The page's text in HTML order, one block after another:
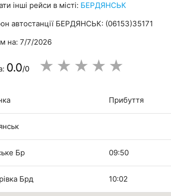
інші рейси в місті: БЕРДЯНСЬК
автостанції БЕРДЯНСЬК: (06153)35171
на: 7/7/2026
0.0/0 ★ ★ ★ ★ ★
Прибуття
Бр 09:50
Брд 10:02